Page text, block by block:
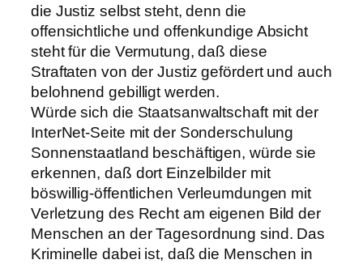
die Justiz selbst steht, denn die
offensichtliche und offenkundige Absicht
steht für die Vermutung, daß diese
Straftaten von der Justiz gefördert und auch
belohnend gebilligt werden.
Würde sich die Staatsanwaltschaft mit der
InterNet-Seite mit der Sonderschulung
Sonnenstaatland beschäftigen, würde sie
erkennen, daß dort Einzelbilder mit
böswillig-öffentlichen Verleumdungen mit
Verletzung des Recht am eigenen Bild der
Menschen an der Tagesordnung sind. Das
Kriminelle dabei ist, daß die Menschen in